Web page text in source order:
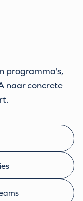
programma's,
naar concrete